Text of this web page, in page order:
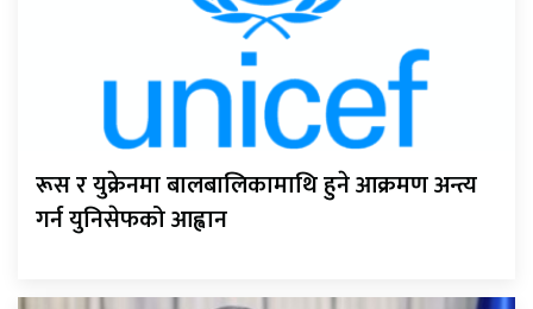
रूस र युक्रेनमा बालबालिकामाथि हुने आक्रमण अन्त्य
गर्न युनिसेफको आह्वान